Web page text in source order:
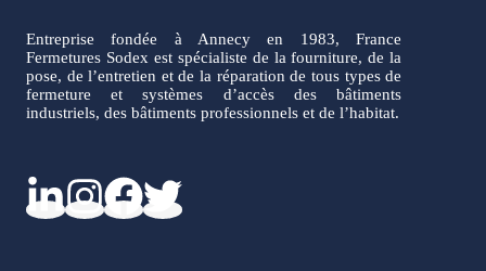
Entreprise fondée à Annecy en 1983, France
Fermetures Sodex est spécialiste de la fourniture, de la
pose, de l’entretien et de la réparation de tous types de
fermeture et systèmes d’accès des bâtiments
industriels, des bâtiments professionnels et de l’habitat.